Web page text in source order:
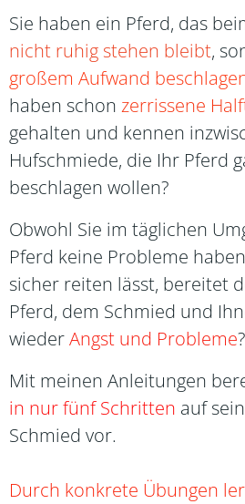
Sie haben ein Pferd, das
nicht ruhig stehen bleibt,
großem Aufwand
haben schon zerrissene
gehalten und kennen
Hufschmiede, die Ihr Pferd
beschlagen wollen?
Obwohl Sie im täglichen
Pferd keine Probleme
sicher reiten lässt, bereitet
Pferd, dem Schmied und
wiederAngst und Probleme?
Mit meinen Anleitungen
in nur fünf Schritten auf
Schmied vor.
Durch konkrete Übungen